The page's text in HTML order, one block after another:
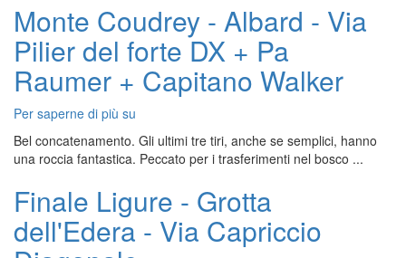
Monte Coudrey - Albard - Via
Pilier del forte DX + Pa
Raumer + Capitano Walker
Per saperne di più su
Coudrey
-
Albard
Via
Pilier
del
Bel concatenamento. Gli ultimi tre tiri, anche se semplici, hanno
una roccia fantastica. Peccato per i trasferimenti nel bosco ...
Finale Ligure - Grotta
dell'Edera - Via Capriccio